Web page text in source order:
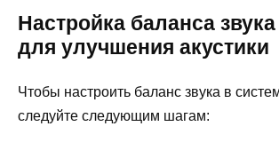
Настройка баланса
для улучшения акустики
Чтобы настроить баланс звука в
следуйте следующим шагам: